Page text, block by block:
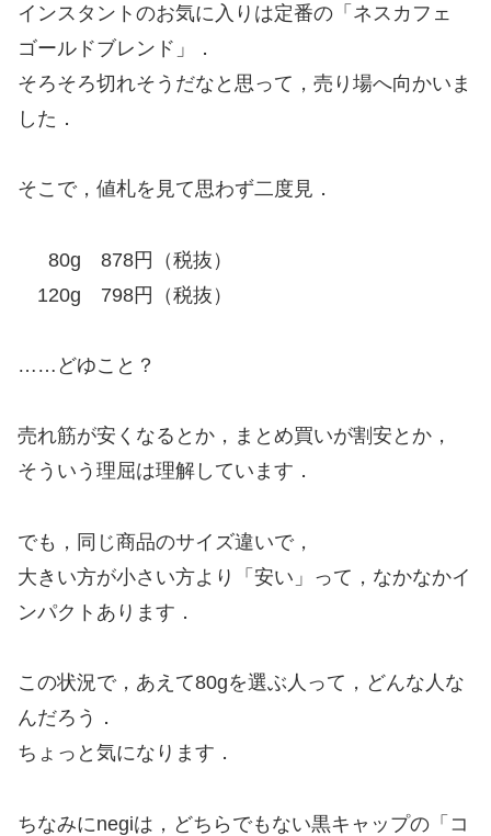
インスタントのお気に入りは定番の「ネスカフェ
ゴールドブレンド」．
そろそろ切れそうだなと思って，売り場へ向かいま
した．
そこで，値札を見て思わず二度見．
80g 878円（税抜）
120g 798円（税抜）
……どゆこと？
売れ筋が安くなるとか，まとめ買いが割安とか，
そういう理屈は理解しています．
でも，同じ商品のサイズ違いで，
大きい方が小さい方より「安い」って，なかなかイ
ンパクトあります．
この状況で，あえて80gを選ぶ人って，どんな人な
んだろう．
ちょっと気になります．
ちなみにnegiは，どちらでもない黒キャップの「コ